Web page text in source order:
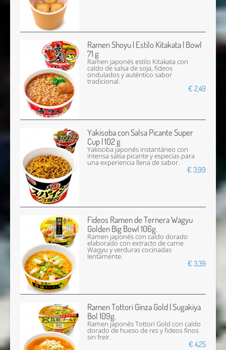
Ramen Shoyu | Estilo Kitakata | Bowl
71 g
Ramen japonés estilo Kitakata con
caldo de salsa de soja, fideos
ondulados y auténtico sabor
tradicional.
€ 2,49
Yakisoba con Salsa Picante Super
Cup | 102 g
Yakisoba japonés instantáneo con
intensa salsa picante y especias para
una experiencia llena de sabor.
€ 3,99
Fideos Ramen de Ternera Wagyu
Golden Big Bowl 106g.
Ramen japonés con caldo dorado
elaborado con extracto de carne
Wagyu y verduras cocinadas
lentamente.
€ 3,39
Ramen Tottori Ginza Gold | Sugakiya
Bol 109g.
Ramen japonés Tottori Gold con caldo
dorado de hueso de res y fideos finos
sin freír.
€ 4,25